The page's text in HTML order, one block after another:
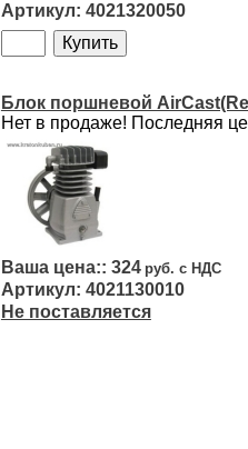
4021320050
Блок поршневой
Нет в продаже! Последняя
324
4021130010
Не поставляется